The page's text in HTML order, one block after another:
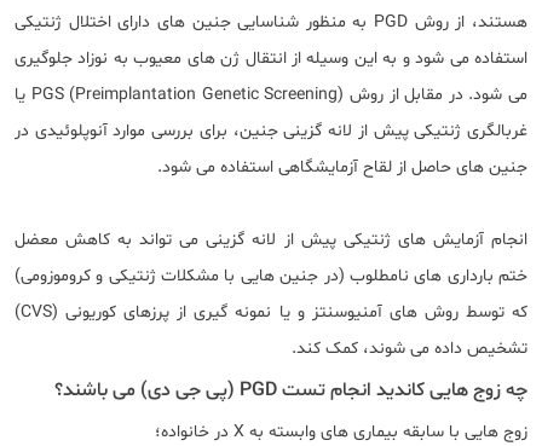
هستند، از روش PGD به منظور شناسایی جنین های دارای اختلال ژنتیکی
استفاده می شود و به این وسیله از انتقال ژن های معیوب به نوزاد جلوگیری
می شود. در مقابل از روش PGS (Preimplantation Genetic Screening) یا
غربالگری ژنتیکی پیش از لانه گزینی جنین، برای بررسی موارد آنوپلوئیدی در
جنین های حاصل از لقاح آزمایشگاهی استفاده می شود.
انجام آزمایش های ژنتیکی پیش از لانه گزینی می تواند به کاهش معضل
ختم بارداری های نامطلوب (در جنین هایی با مشکلات ژنتیکی و کروموزومی)
که توسط روش های آمنیوسنتز و یا نمونه گیری از پرزهای کوریونی (CVS)
تشخیص داده می شوند، کمک کند.
چه زوج هایی کاندید انجام تست PGD (پی جی دی) می باشند؟
زوج هایی با سابقه بیماری های وابسته به X در خانواده؛